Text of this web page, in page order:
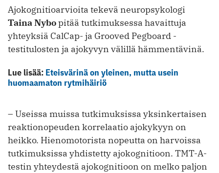
Ajokognitioarvioita tekevä neuropsykologi
Taina Nybopitää tutkimuksessa havaittuja
yhteyksiä CalCap- ja Grooved Pegboard -
testitulosten ja ajokyvyn välillä hämmentävinä.
Lue lisää: Eteisvärinä on yleinen, mutta usein
huomaamaton rytmihäiriö
– Useissa muissa tutkimuksissa yksinkertaisen
reaktionopeuden korrelaatio ajokykyyn on
heikko. Hienomotorista nopeutta on harvoissa
tutkimuksissa yhdistetty ajokognitioon. TMT-A-
testin yhteydestä ajokognitioon on melko paljon